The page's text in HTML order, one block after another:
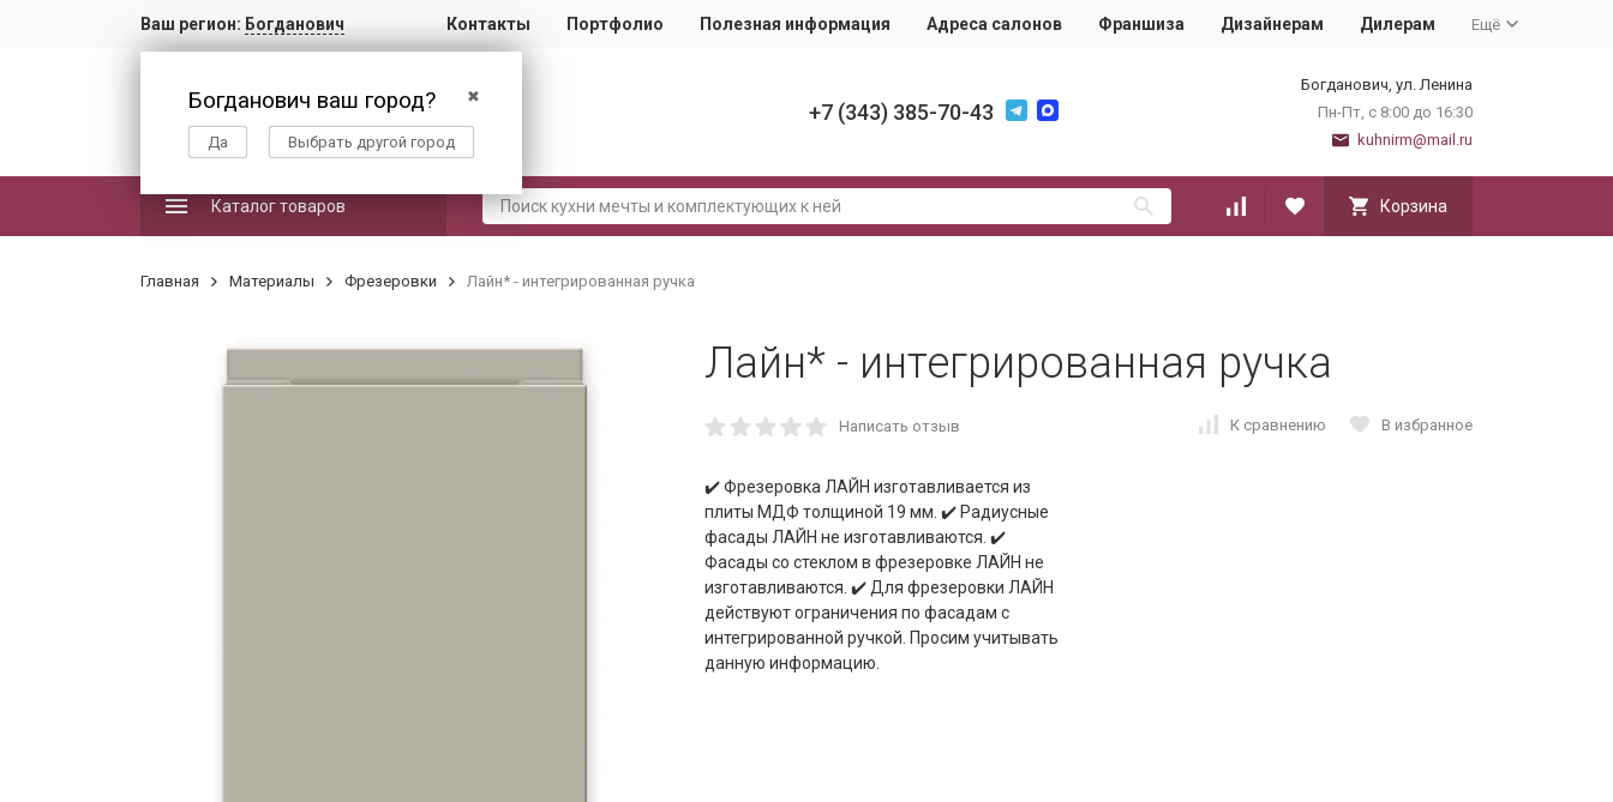
Ваш регион: Богданович
✖
Богданович ваш город?
Да Выбрать другой город
Контакты Портфолио Полезная информация Адреса салонов Франшиза Дизайнерам Дилерам Ещё
+7 (343) 385-70-43
Богданович, ул. Ленина
Пн-Пт, с 8:00 до 16:30
kuhnirm@mail.ru
Каталог товаров Корзина
Главная Материалы Фрезеровки Лайн* - интегрированная ручка
Лайн* - интегрированная ручка
Написать отзыв К сравнению В избранное
✔️ Фрезеровка ЛАЙН изготавливается из
плиты МДФ толщиной 19 мм. ✔️ Радиусные
фасады ЛАЙН не изготавливаются. ✔️
Фасады со стеклом в фрезеровке ЛАЙН не
изготавливаются. ✔️ Для фрезеровки ЛАЙН
действуют ограничения по фасадам с
интегрированной ручкой. Просим учитывать
данную информацию.